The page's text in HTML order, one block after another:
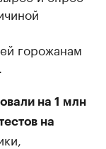
горожанам
на 1 млн
на